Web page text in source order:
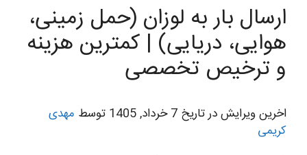
ارسال بار به لوزان (حمل زمینی،
هوایی، دریایی) | کمترین هزینه
و ترخیص تخصصی
اخرین ویرایش در تاریخ 7 خرداد, 1405 توسط
مهدی
کریمی